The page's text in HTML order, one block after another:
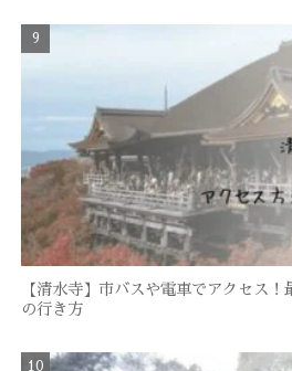
【清水寺】市バスや電車でアクセス！
の行き方